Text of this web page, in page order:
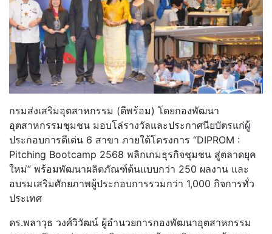
กรมส่งเสริมอุตสาหกรรม (ดีพร้อม) โดยกองพัฒนา
อุตสาหกรรมชุมชน มอบโล่รางวัลและประกาศนียบัตรแก่ผู้
ประกอบการดีเด่น 6 สาขา ภายใต้โครงการ “DIPROM :
Pitching Bootcamp 2568 พลิกเกมธุรกิจชุมชน สู่ตลาดยุค
ใหม่” พร้อมพัฒนาผลิตภัณฑ์ต้นแบบกว่า 250 ผลงาน และ
อบรมเสริมศักยภาพผู้ประกอบการรวมกว่า 1,000 กิจการทั่ว
ประเทศ
ดร.พลาวุธ วงศ์วิวัฒน์ ผู้อำนวยการกองพัฒนาอุตสาหกรรม